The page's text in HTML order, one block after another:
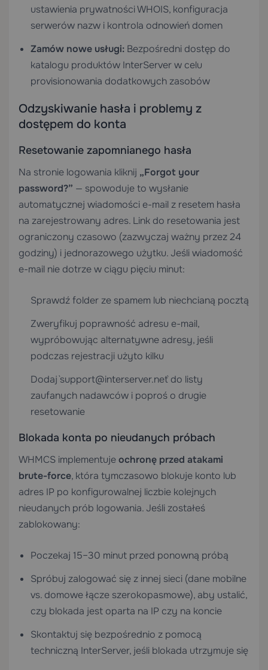
ustawienia prywatności WHOIS, konfiguracja
serwerów nazw i kontrola odnowień domen
Zamów nowe usługi: Bezpośredni dostęp do
katalogu produktów InterServer w celu
provisionowania dodatkowych zasobów
Odzyskiwanie hasła i problemy z
dostępem do konta
Resetowanie zapomnianego hasła
Na stronie logowania kliknij „Forgot your
password?” — spowoduje to wysłanie
automatycznej wiadomości e-mail z resetem hasła
na zarejestrowany adres. Link do resetowania jest
ograniczony czasowo (zazwyczaj ważny przez 24
godziny) i jednorazowego użytku. Jeśli wiadomość
e-mail nie dotrze w ciągu pięciu minut:
Sprawdź folder ze spamem lub niechcianą pocztą
Zweryfikuj poprawność adresu e-mail,
wypróbowując alternatywne adresy, jeśli
podczas rejestracji użyto kilku
Dodaj `support@interserver.net` do listy
zaufanych nadawców i poproś o drugie
resetowanie
Blokada konta po nieudanych próbach
WHMCS implementujeochronę przed atakami
brute-force, która tymczasowo blokuje konto lub
adres IP po konfigurowalnej liczbie kolejnych
nieudanych prób logowania. Jeśli zostałeś
zablokowany:
Poczekaj 15–30 minut przed ponowną próbą
Spróbuj zalogować się z innej sieci (dane mobilne
vs. domowe łącze szerokopasmowe), aby ustalić,
czy blokada jest oparta na IP czy na koncie
Skontaktuj się bezpośrednio z pomocą
techniczną InterServer, jeśli blokada utrzymuje się